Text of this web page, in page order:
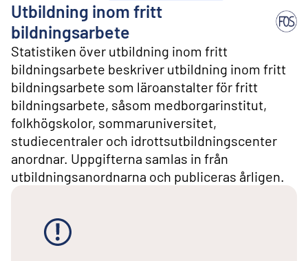
Utbildning inom fritt
bildningsarbete
Statistiken över utbildning inom fritt
bildningsarbete beskriver utbildning inom fritt
bildningsarbete som läroanstalter för fritt
bildningsarbete, såsom medborgarinstitut,
folkhögskolor, sommaruniversitet,
studiecentraler och idrottsutbildningscenter
anordnar. Uppgifterna samlas in från
utbildningsanordnarna och publiceras årligen.